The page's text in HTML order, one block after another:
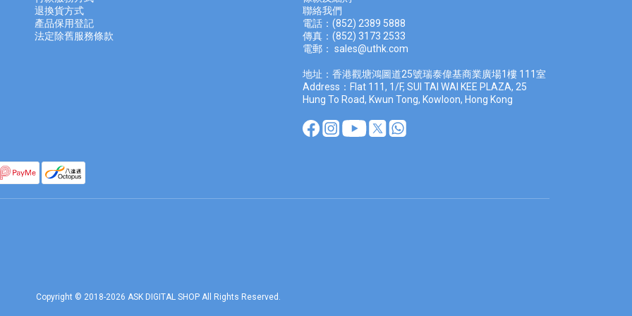
退換貨方式
產品保用登記
法定除舊服務條款
聯絡我們
電話：(852) 2389 5888
傳真：(852) 3173 2533
電郵： sales@uthk.com
地址：香港觀塘鴻圖道25號瑞泰偉基商業廣場1樓 111室
Address：Flat 111, 1/F, SUI TAI WAI KEE PLAZA, 25
Hung To Road, Kwun Tong, Kowloon, Hong Kong
Copyright © 2018-2026 ASK DIGITAL SHOP All Rights Reserved.